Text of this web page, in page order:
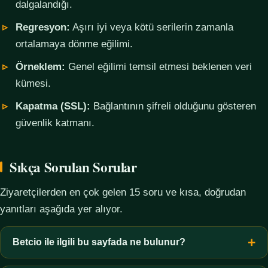
dalgalandığı.
Regresyon: Aşırı iyi veya kötü serilerin zamanla
ortalamaya dönme eğilimi.
Örneklem: Genel eğilimi temsil etmesi beklenen veri
kümesi.
Kapatma (SSL): Bağlantının şifreli olduğunu gösteren
güvenlik katmanı.
Sıkça Sorulan Sorular
Ziyaretçilerden en çok gelen 15 soru ve kısa, doğrudan
yanıtları aşağıda yer alıyor.
Betcio ile ilgili bu sayfada ne bulunur?
Bu sayfada yalnızca kavramsal bilgi, terim açıklamaları, veri